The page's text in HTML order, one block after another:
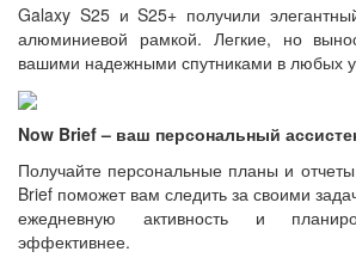
Galaxy S25 и S25+ получили
алюминиевой рамкой. Легкие, но
вашими надежными спутниками в любых
Now Brief – ваш персональный
Получайте персональные планы и
Brief поможет вам следить за своими
ежедневную активность и
эффективнее.